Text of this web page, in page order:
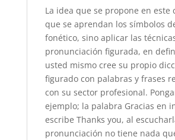
La idea que se propone en este
que se aprendan los símbolos
fonético, sino aplicar las
pronunciación figurada, en
usted mismo cree su propio
figurado con palabras y frases
con su sector profesional.
ejemplo; la palabra Gracias en
escribe Thanks you, al
pronunciación no tiene nada